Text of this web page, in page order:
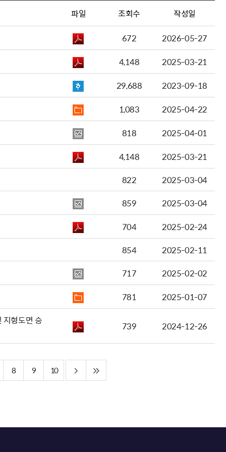
파일 조회수 작성일
672
2026-05-27
4,148
2025-03-21
29,688
2023-09-18
1,083
2025-04-22
818
2025-04-01
4,148
2025-03-21
822
2025-03-04
859
2025-03-04
704
2025-02-24
854
2025-02-11
717
2025-02-02
781
2025-01-07
지형도면 승
739 2024-12-26
8 9 10